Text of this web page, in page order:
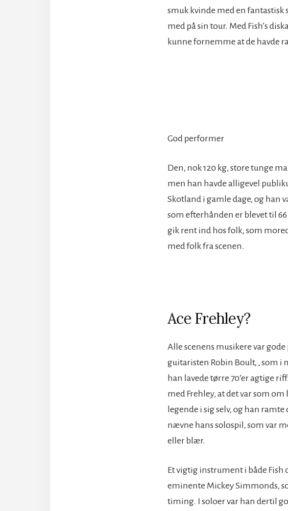
smuk kvinde med en fantastisk
med på sin tour. Med Fish’s
kunne fornemme at de havde
God performer
Den, nok 120 kg, store tunge
men han havde alligevel
Skotland i gamle dage, og han
som efterhånden er blevet til
gik rent ind hos folk, som
med folk fra scenen.
Ace Frehley?
Alle scenens musikere var
guitaristen Robin Boult, , som i
han lavede tørre 70’er agtige
med Frehley, at det var som
legende i sig selv, og han
nævne hans solospil, som var
eller blær.
Et vigtig instrument i både Fish
eminente Mickey Simmonds,
timing. I soloer var han dertil